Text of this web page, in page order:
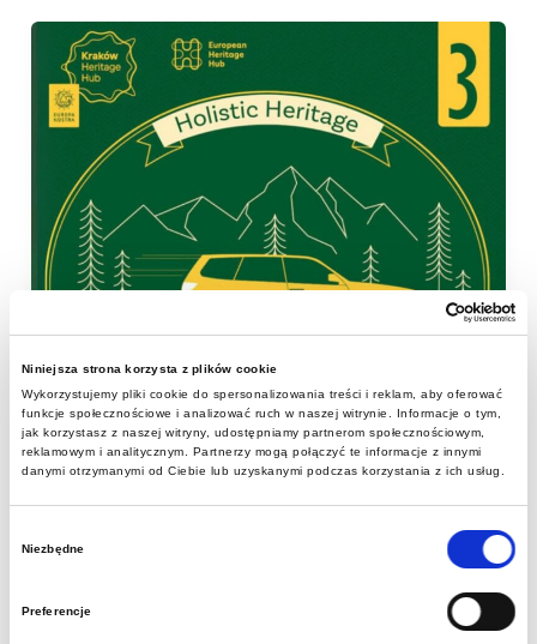
Niniejsza strona korzysta z plików cookie
Wykorzystujemy pliki cookie do spersonalizowania treści i reklam, aby oferować
funkcje społecznościowe i analizować ruch w naszej witrynie. Informacje o tym,
jak korzystasz z naszej witryny, udostępniamy partnerom społecznościowym,
reklamowym i analitycznym. Partnerzy mogą połączyć te informacje z innymi
danymi otrzymanymi od Ciebie lub uzyskanymi podczas korzystania z ich usług.
Niezbędne
Preferencje
Aktualności
Nasz głos w